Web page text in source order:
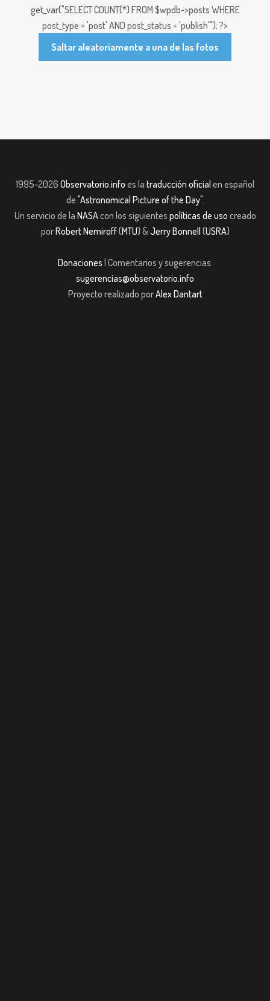
get_var("SELECT COUNT(*) FROM $wpdb->posts WHERE
post_type = 'post' AND post_status = 'publish'"); ?>
Saltar aleatoriamente a una de las fotos
1995-2026 Observatorio.info es la traducción oficial en español
de "Astronomical Picture of the Day".
Un servicio de la NASAcon los siguientes políticas de uso creado
porRobert Nemiroff(MTU) &Jerry Bonnell (USRA)
Donaciones | Comentarios y sugerencias:
sugerencias@observatorio.info
Proyecto realizado porAlex Dantart